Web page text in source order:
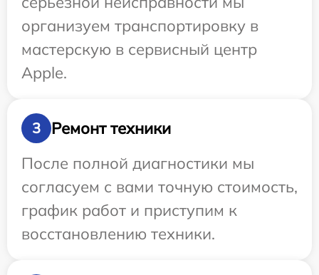
организуем транспортировку в
мастерскую в сервисный центр
Apple.
3
Ремонт техники
После полной диагностики мы
согласуем с вами точную стоимость,
график работ и приступим к
восстановлению техники.